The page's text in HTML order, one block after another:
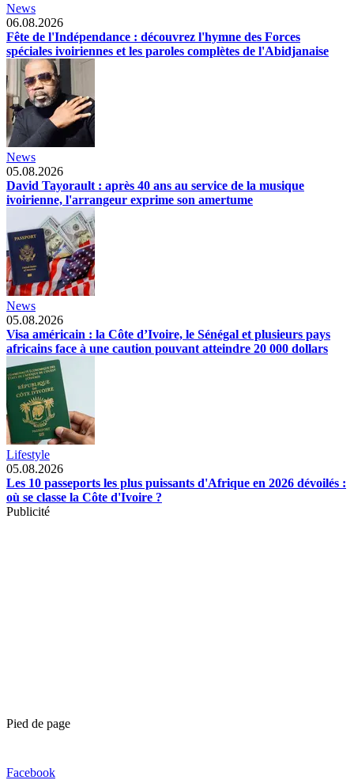
News
06.08.2026
Fête de l'Indépendance : découvrez l'hymne des Forces
spéciales ivoiriennes et les paroles complètes de l'Abidjanaise
News
05.08.2026
David Tayorault : après 40 ans au service de la musique
ivoirienne, l'arrangeur exprime son amertume
News
05.08.2026
Visa américain : la Côte d’Ivoire, le Sénégal et plusieurs pays
africains face à une caution pouvant atteindre 20 000 dollars
Lifestyle
05.08.2026
Les 10 passeports les plus puissants d'Afrique en 2026 dévoilés :
où se classe la Côte d'Ivoire ?
Publicité
Pied de page
Facebook